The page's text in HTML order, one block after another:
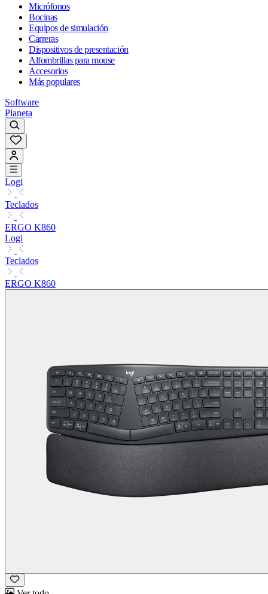
Micrófonos
Bocinas
Equipos de simulación
Carreras
Dispositivos de presentación
Alfombrillas para mouse
Accesorios
Más populares
Software
Planeta
Logi
Teclados
ERGO K860
Logi
Teclados
ERGO K860